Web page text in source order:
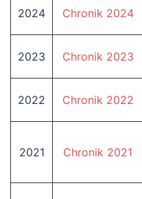
2024 Chronik 2024
2023 Chronik 2023
2022 Chronik 2022
2021 Chronik 2021